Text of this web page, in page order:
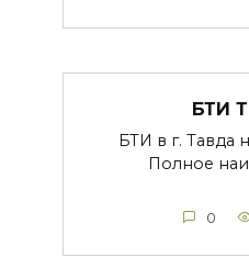
БТИ
БТИ в г. Тавда
Полное
0